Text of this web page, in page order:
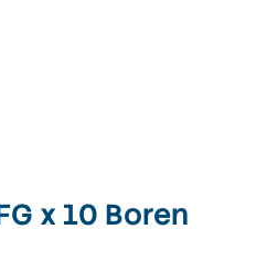
x 10 Boren